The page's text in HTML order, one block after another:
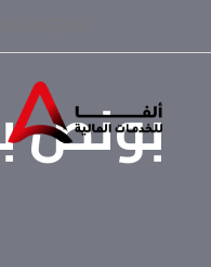
بونص